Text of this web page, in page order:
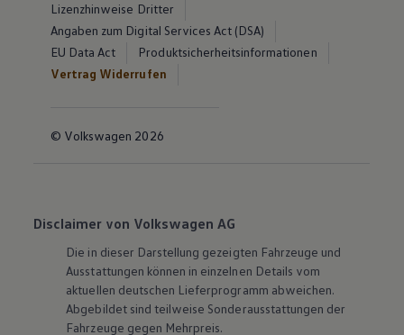
Lizenzhinweise Dritter
Angaben zum Digital Services Act (DSA)
EU Data Act
Produktsicherheitsinformationen
Vertrag Widerrufen
© Volkswagen 2026
Disclaimer von Volkswagen AG
Die in dieser Darstellung gezeigten Fahrzeuge und
Ausstattungen können in einzelnen Details vom
aktuellen deutschen Lieferprogramm abweichen.
Abgebildet sind teilweise Sonderausstattungen der
Fahrzeuge gegen Mehrpreis.